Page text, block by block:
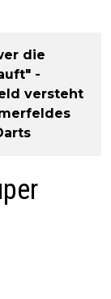
die
-
versteht